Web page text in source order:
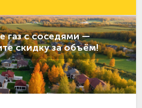
газ с соседями —
скидку за объём!